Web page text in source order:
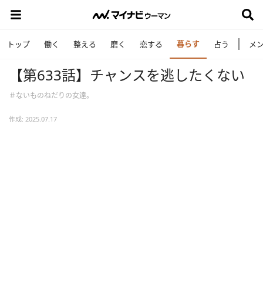
トップ 働く 整える 磨く 恋する 暮らす 占う メ
【第633話】チャンスを逃したくない
＃ないものねだりの女達。
作成: 2025.07.17